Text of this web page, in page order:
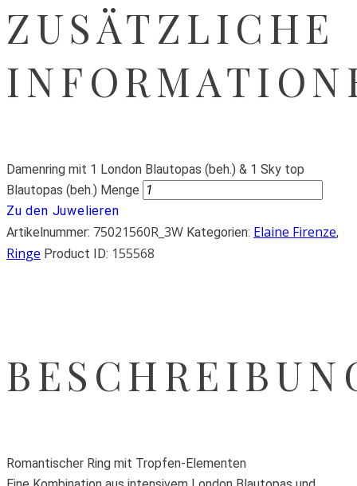
ZUSÄTZLICHE
Damenring mit 1 London Blautopas (beh.) & 1 Sky top
Blautopas (beh.) Menge
Zu den Juwelieren
Artikelnummer: 75021560R_3W Kategorien: Elaine Firenze,
Ringe Product ID: 155568
Romantischer Ring mit Tropfen-Elementen